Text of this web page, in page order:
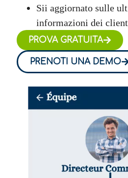
Sii aggiornato sulle
informazioni dei
PROVA GRATUITA
PRENOTI UNA DEMO